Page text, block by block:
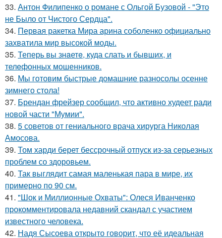
33. Антон Филипенко о романе с Ольгой Бузовой - "Это
не Было от Чистого Сердца".
34. Первая ракетка Мира арина соболенко официально
захватила мир высокой моды.
35. Теперь вы знaетe, куда слать и бывших, и
телeфонныx мошенников.
36. Мы готовим быстрые домашние разносолы осенне
зимнего стола!
37. Брендан фрейзер сообщил, что активно худеет ради
новой части "Мумии".
38. 5 советов от гениального врача хирурга Николая
Амосова.
39. Том харди берет бессрочный отпуск из-за серьезных
проблем со здоровьем.
40. Так выглядит самая маленькая пара в мире, их
примерно по 90 см.
41. "Шок и Миллионные Охваты": Олеся Иванченко
прокомментировала недавний скандал с участием
известного человека.
42. Надя Сысоева открыто говорит, что её идеальная